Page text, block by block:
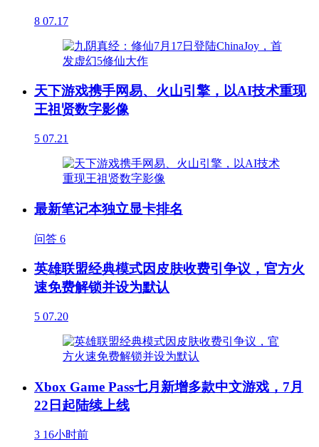
8 07.17
天下游戏携手网易、火山引擎，以AI技术重现
王祖贤数字影像
5 07.21
最新笔记本独立显卡排名
问答 6
英雄联盟经典模式因皮肤收费引争议，官方火
速免费解锁并设为默认
5 07.20
Xbox Game Pass七月新增多款中文游戏，7月
22日起陆续上线
3 16小时前